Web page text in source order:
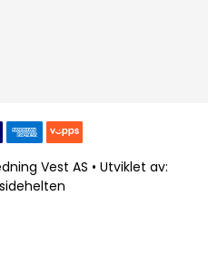
Vest AS • Utviklet av: